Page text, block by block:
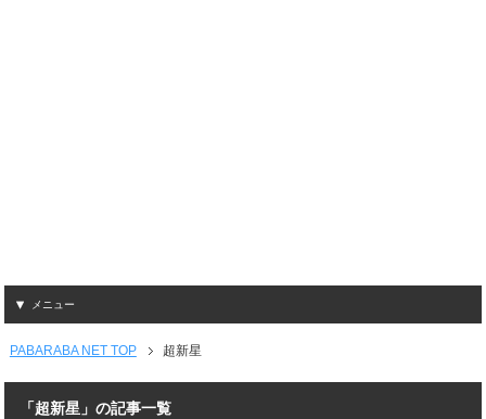
メニュー
PABARABA NET TOP 超新星
「超新星」の記事一覧